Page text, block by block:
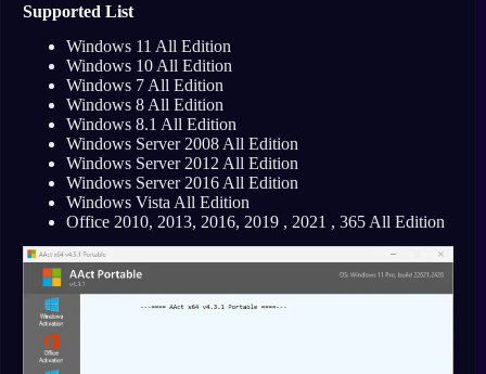
Supported List
Windows 11 All Edition
Windows 10 All Edition
Windows 7 All Edition
Windows 8 All Edition
Windows 8.1 All Edition
Windows Server 2008 All Edition
Windows Server 2012 All Edition
Windows Server 2016 All Edition
Windows Vista All Edition
Office 2010, 2013, 2016, 2019 , 2021 , 365 All Edition